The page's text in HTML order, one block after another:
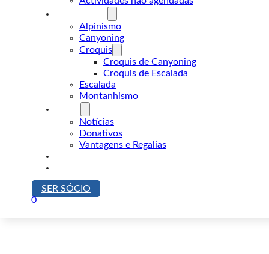
Alpinismo
Canyoning
Croquis
Croquis de Canyoning
Croquis de Escalada
Escalada
Montanhismo
Notícias
Donativos
Vantagens e Regalias
SER SÓCIO
0